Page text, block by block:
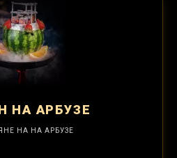
НА АРБУЗЕ
НА НА АРБУЗЕ